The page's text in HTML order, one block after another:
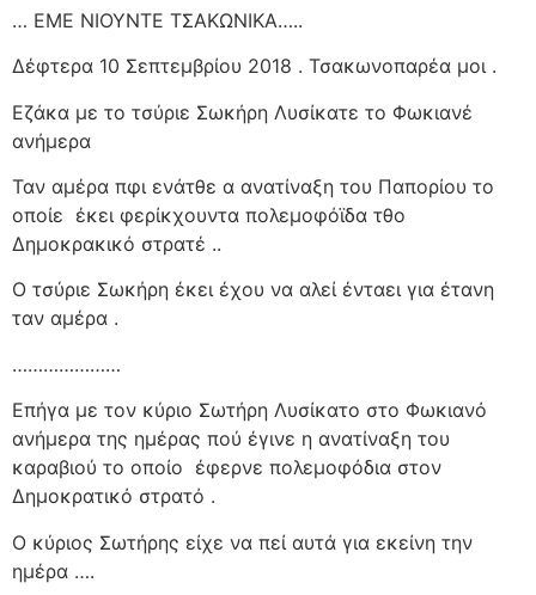
… ΕΜΕ ΝΙΟΥΝΤΕ ΤΣΑΚΩΝΙΚΑ…..
Δέφτερα 10 Σεπτεμβρίου 2018 . Τσακωνοπαρέα μοι .
Εζάκα με το τσύριε Σωκήρη Λυσίκατε το Φωκιανέ
ανήμερα
Ταν αμέρα πφι ενάτθε α ανατίναξη του Παπορίου το
οποίε έκει φερίκχουντα πολεμοφόϊδα τθο
Δημοκρακικό στρατέ ..
Ο τσύριε Σωκήρη έκει έχου να αλεί ένταει για έτανη
ταν αμέρα .
…………………
Επήγα με τον κύριο Σωτήρη Λυσίκατο στο Φωκιανό
ανήμερα της ημέρας πού έγινε η ανατίναξη του
καραβιού το οποίο έφερνε πολεμοφόδια στον
Δημοκρατικό στρατό .
Ο κύριος Σωτήρης είχε να πεί αυτά για εκείνη την
ημέρα ….